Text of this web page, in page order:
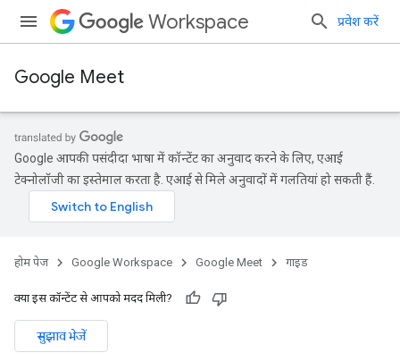
Workspace प्रवेश करें
Google Meet
Google आपकी पसंदीदा भाषा में कॉन्टेंट का अनुवाद करने के लिए, एआई
टेक्नोलॉजी का इस्तेमाल करता है. एआई से मिले अनुवादों में गलतियां हो सकती हैं.
होम पेज Google Workspace Google Meet गाइड
क्या इस कॉन्टेंट से आपको मदद मिली?
सुझाव भेजें